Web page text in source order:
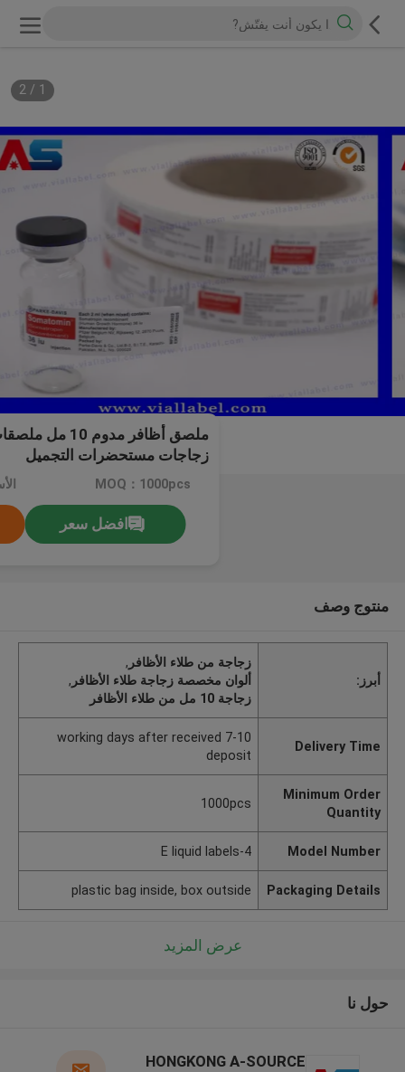
1
/
2
ملصق أظافر
زجاجات مستحضرات التجميل
MOQ：1000pcs
افضل سعر
منتوج وصف
أبرز:
زجاجة من طلاء الأظافر ,
ألوان مخصصة زجاجة طلاء الأظافر ,
زجاجة 10 مل من طلاء الأظافر
Delivery Time
7-10 working days after received
deposit
Minimum Order
Quantity
1000pcs
Model Number
E liquid labels-4
Packaging Details
plastic bag inside, box outside
عرض المزيد
حول نا
HONGKONG A-SOURCE